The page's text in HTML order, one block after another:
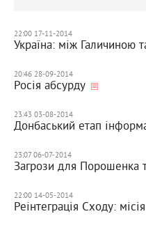
22:00 17-11-2014
Україна: між Галичиною
20:46 28-09-2014
Росія абсурду
23:43 03-08-2014
Донбаський етап
23:07 06-07-2014
Загрози для Порошенка
22:00 14-05-2014
Реінтеграція Сходу: